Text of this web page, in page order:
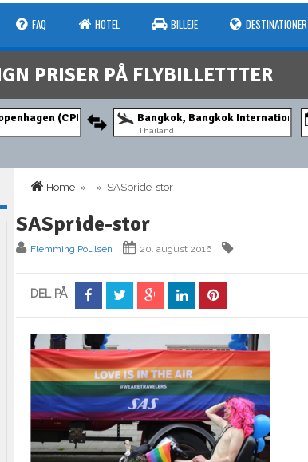
FAQ HOTEL BILLEJE DESTINATIONER
PRISER PÅ FLYBILLETTTER
Thailand
Home » » SASpride-stor
SASpride-stor
Flemming Poulsen 20. august 2016
DEL PÅ